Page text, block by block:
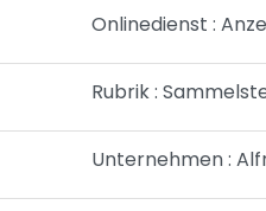
Onlinedienst :
Rubrik :
Unternehmen :